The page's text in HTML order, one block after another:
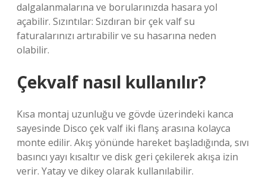
dalgalanmalarına ve borularınızda hasara yol
açabilir. Sızıntılar: Sızdıran bir çek valf su
faturalarınızı artırabilir ve su hasarına neden
olabilir.
Çekvalf nasıl kullanılır?
Kısa montaj uzunluğu ve gövde üzerindeki kanca
sayesinde Disco çek valf iki flanş arasına kolayca
monte edilir. Akış yönünde hareket başladığında, sıvı
basıncı yayı kısaltır ve disk geri çekilerek akışa izin
verir. Yatay ve dikey olarak kullanılabilir.